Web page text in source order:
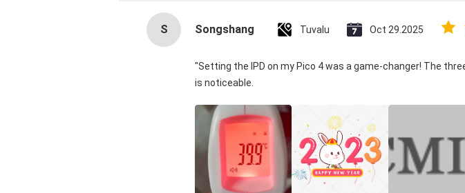
S Songshang Tuvalu Oct 29.2025
"Setting the IPD on my Pico 4 was a game-changer! The
is noticeable.